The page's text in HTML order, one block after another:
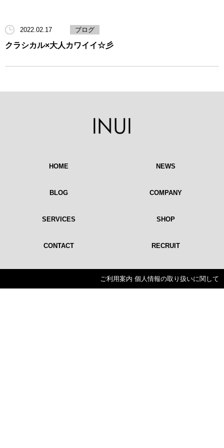
2022.02.17 ブログ
クラシカル×大人カワイイ☆彡
HOME NEWS
BLOG COMPANY
SERVICES SHOP
CONTACT RECRUIT
ご利用案内 個人情報の取り扱いに関して